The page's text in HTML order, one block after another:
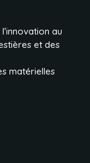
au
et des
matérielles